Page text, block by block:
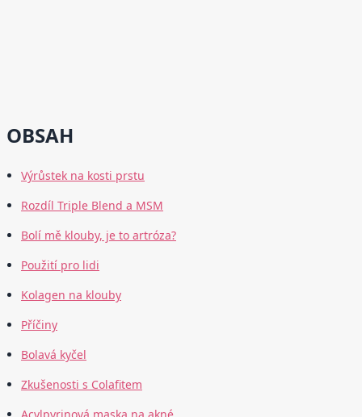
OBSAH
Výrůstek na kosti prstu
Rozdíl Triple Blend a MSM
Bolí mě klouby, je to artróza?
Použití pro lidi
Kolagen na klouby
Příčiny
Bolavá kyčel
Zkušenosti s Colafitem